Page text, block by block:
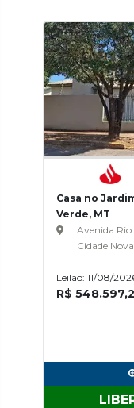
Casa no
Verde, MT
Avenida
Cidade
Leilão: 11/08/
R$